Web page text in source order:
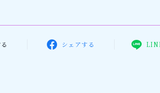
シェアする